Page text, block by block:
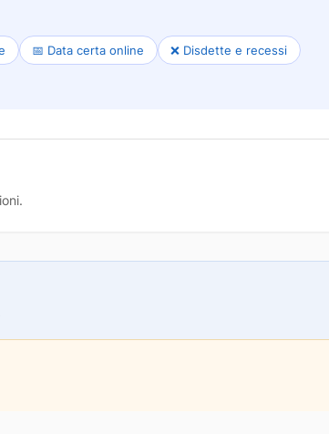
📅 Data certa online ❌ Disdette e recessi